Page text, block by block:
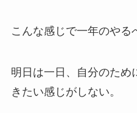
こんな感じで一年のやる
明日は一日、自分のため
きたい感じがしない。